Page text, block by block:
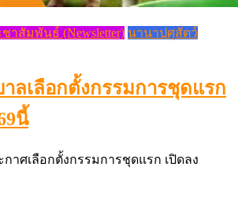
Author
Pasusart News Comment(0)